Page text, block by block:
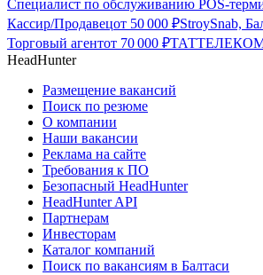
Специалист по обслуживанию POS-
Кассир/Продавецот 50 000 ₽StroySnab,
Торговый агентот 70 000 ₽ТАТТЕЛЕКОМ,
HeadHunter
Размещение вакансий
Поиск по резюме
О компании
Наши вакансии
Реклама на сайте
Требования к ПО
Безопасный HeadHunter
HeadHunter API
Партнерам
Инвесторам
Каталог компаний
Поиск по вакансиям в Балтаси